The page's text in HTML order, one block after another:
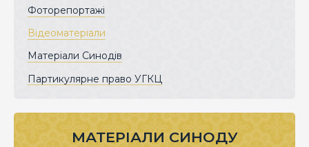
Фоторепортажі
Відеоматеріали
Матеріали Синодів
Партикулярне право УГКЦ
МАТЕРІАЛИ СИНОДУ